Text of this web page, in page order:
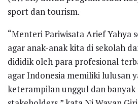
sport dan tourism.
“Menteri Pariwisata Arief Yahya
agar anak-anak kita di sekolah
dididik oleh para profesional
agar Indonesia memiliki lulusan
keterampilan unggul dan